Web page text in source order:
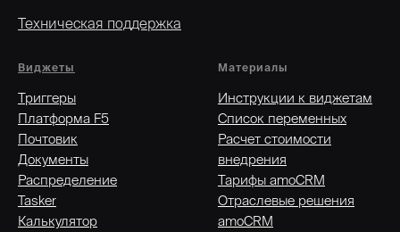
Техническая поддержка
Виджеты
Триггеры
Платформа F5
Почтовик
Документы
Распределение
Tasker
Калькулятор
Материалы
Инструкции к виджетам
Список переменных
Расчет стоимости
внедрения
Тарифы amoCRM
Отраслевые решения
amoCRM